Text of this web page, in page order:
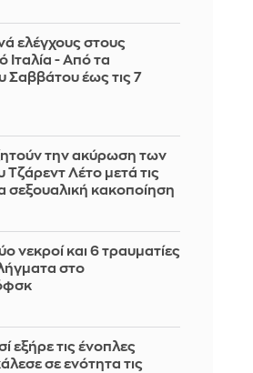
ελέγχους στους
Ιταλία - Από τα
Σαββάτου έως τις 7
την ακύρωση των
Τζάρεντ Λέτο μετά τις
σεξουαλική κακοποίηση
νεκροί και 6 τραυματίες
στο
εξήρε τις ένοπλες
σε ενότητα τις